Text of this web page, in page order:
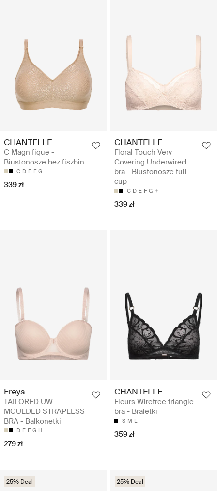
CHANTELLE
C Magnifique -
Biustonosze bez fiszbin
C D E F G
339 zł
CHANTELLE
Floral Touch Very
Covering Underwired
bra - Biustonosze full
cup
C D E F G
339 zł
Freya
TAILORED UW
MOULDED STRAPLESS
BRA - Balkonetki
D E F G H
279 zł
CHANTELLE
Fleurs Wirefree triangle
bra - Braletki
S M L
359 zł
25% Deal 25% Deal